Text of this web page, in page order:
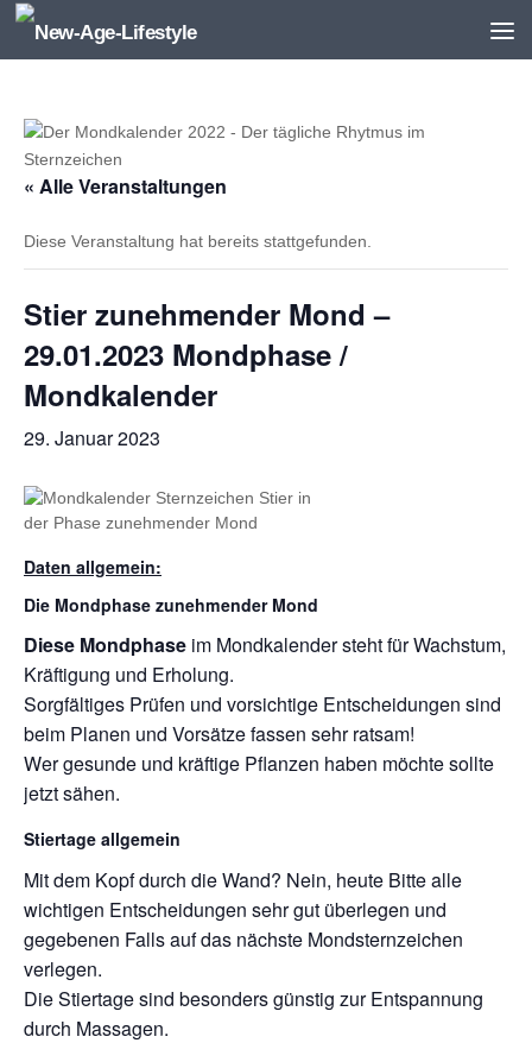
Zum Inhalt springen
« Alle Veranstaltungen
Diese Veranstaltung hat bereits stattgefunden.
Stier zunehmender Mond –
29.01.2023 Mondphase /
Mondkalender
29. Januar 2023
Daten allgemein:
Die Mondphase zunehmender Mond
Diese Mondphase im Mondkalender steht für Wachstum,
Kräftigung und Erholung.
Sorgfältiges Prüfen und vorsichtige Entscheidungen sind
beim Planen und Vorsätze fassen sehr ratsam!
Wer gesunde und kräftige Pflanzen haben möchte sollte
jetzt sähen.
Stiertage allgemein
Mit dem Kopf durch die Wand? Nein, heute Bitte alle
wichtigen Entscheidungen sehr gut überlegen und
gegebenen Falls auf das nächste Mondsternzeichen
verlegen.
Die Stiertage sind besonders günstig zur Entspannung
durch Massagen.